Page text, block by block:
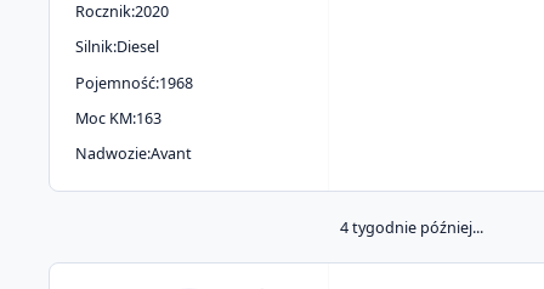
Rocznik:2020
Silnik:Diesel
Pojemność:1968
Moc KM:163
Nadwozie:Avant
4 tygodnie później...